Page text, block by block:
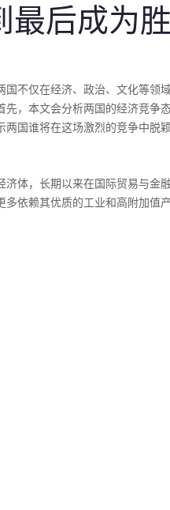
最后成为
不仅在经济、政治、文化等
，本文会分析两国的经济竞
国谁将在这场激烈的竞争中脱
体，长期以来在国际贸易与金
依赖其优质的工业和高附加值